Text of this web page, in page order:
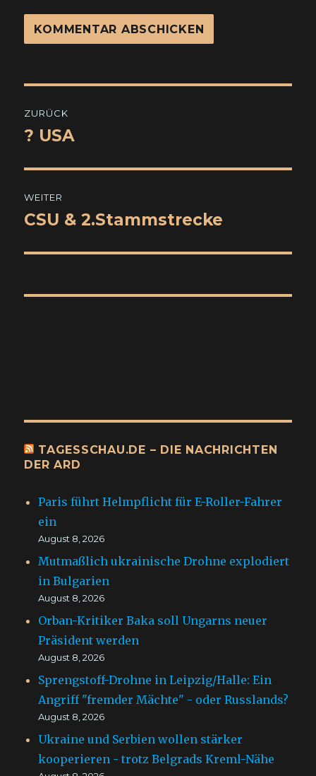
ZURÜCK
Vorheriger
? USA
WEITER
Nächster
CSU & 2.Stammstrecke
TAGESSCHAU.DE – DIE NACHRICHTEN
DER ARD
Paris führt Helmpflicht für E-Roller-Fahrer
ein
August 8, 2026
Mutmaßlich ukrainische Drohne explodiert
in Bulgarien
August 8, 2026
Orban-Kritiker Baka soll Ungarns neuer
Präsident werden
August 8, 2026
Sprengstoff-Drohne in Leipzig/Halle: Ein
Angriff "fremder Mächte" - oder Russlands?
August 8, 2026
Ukraine und Serbien wollen stärker
kooperieren - trotz Belgrads Kreml-Nähe